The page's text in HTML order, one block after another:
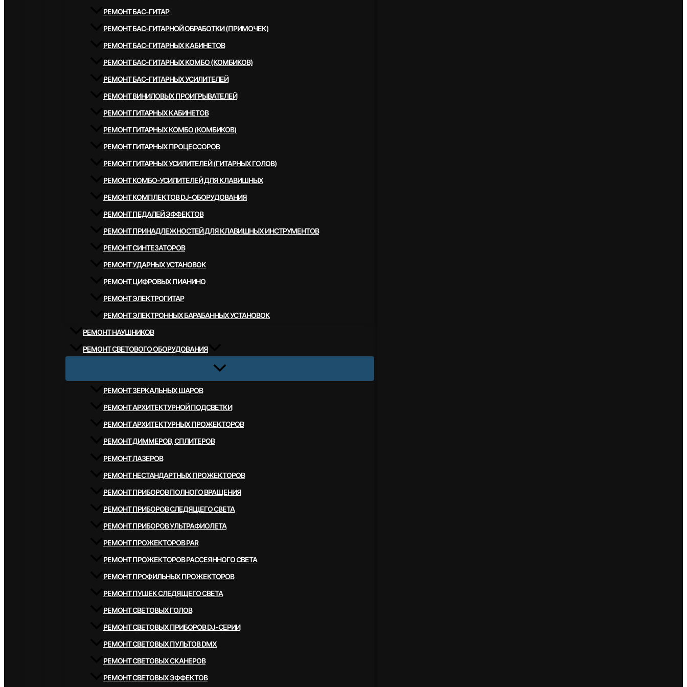
РЕМОНТ БАС-ГИТАР
РЕМОНТ БАС-ГИТАРНОЙ ОБРАБОТКИ (ПРИМОЧЕК)
РЕМОНТ БАС-ГИТАРНЫХ КАБИНЕТОВ
РЕМОНТ БАС-ГИТАРНЫХ КОМБО (КОМБИКОВ)
РЕМОНТ БАС-ГИТАРНЫХ УСИЛИТЕЛЕЙ
РЕМОНТ ВИНИЛОВЫХ ПРОИГРЫВАТЕЛЕЙ
РЕМОНТ ГИТАРНЫХ КАБИНЕТОВ
РЕМОНТ ГИТАРНЫХ КОМБО (КОМБИКОВ)
РЕМОНТ ГИТАРНЫХ ПРОЦЕССОРОВ
РЕМОНТ ГИТАРНЫХ УСИЛИТЕЛЕЙ (ГИТАРНЫХ ГОЛОВ)
РЕМОНТ КОМБО-УСИЛИТЕЛЕЙ ДЛЯ КЛАВИШНЫХ
РЕМОНТ КОМПЛЕКТОВ DJ-ОБОРУДОВАНИЯ
РЕМОНТ ПЕДАЛЕЙ ЭФФЕКТОВ
РЕМОНТ ПРИНАДЛЕЖНОСТЕЙ ДЛЯ КЛАВИШНЫХ ИНСТРУМЕНТОВ
РЕМОНТ СИНТЕЗАТОРОВ
РЕМОНТ УДАРНЫХ УСТАНОВОК
РЕМОНТ ЦИФРОВЫХ ПИАНИНО
РЕМОНТ ЭЛЕКТРОГИТАР
РЕМОНТ ЭЛЕКТРОННЫХ БАРАБАННЫХ УСТАНОВОК
РЕМОНТ НАУШНИКОВ
РЕМОНТ СВЕТОВОГО ОБОРУДОВАНИЯ
РЕМОНТ ЗЕРКАЛЬНЫХ ШАРОВ
РЕМОНТ АРХИТЕКТУРНОЙ ПОДСВЕТКИ
РЕМОНТ АРХИТЕКТУРНЫХ ПРОЖЕКТОРОВ
РЕМОНТ ДИММЕРОВ, СПЛИТЕРОВ
РЕМОНТ ЛАЗЕРОВ
РЕМОНТ НЕСТАНДАРТНЫХ ПРОЖЕКТОРОВ
РЕМОНТ ПРИБОРОВ ПОЛНОГО ВРАЩЕНИЯ
РЕМОНТ ПРИБОРОВ СЛЕДЯЩЕГО СВЕТА
РЕМОНТ ПРИБОРОВ УЛЬТРАФИОЛЕТА
РЕМОНТ ПРОЖЕКТОРОВ PAR
РЕМОНТ ПРОЖЕКТОРОВ РАССЕЯННОГО СВЕТА
РЕМОНТ ПРОФИЛЬНЫХ ПРОЖЕКТОРОВ
РЕМОНТ ПУШЕК СЛЕДЯЩЕГО СВЕТА
РЕМОНТ СВЕТОВЫХ ГОЛОВ
РЕМОНТ СВЕТОВЫХ ПРИБОРОВ DJ-СЕРИИ
РЕМОНТ СВЕТОВЫХ ПУЛЬТОВ DMX
РЕМОНТ СВЕТОВЫХ СКАНЕРОВ
РЕМОНТ СВЕТОВЫХ ЭФФЕКТОВ